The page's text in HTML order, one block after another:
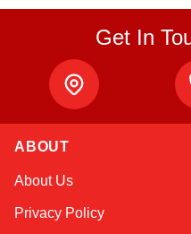
Get In
ABOUT
About Us
Privacy Policy